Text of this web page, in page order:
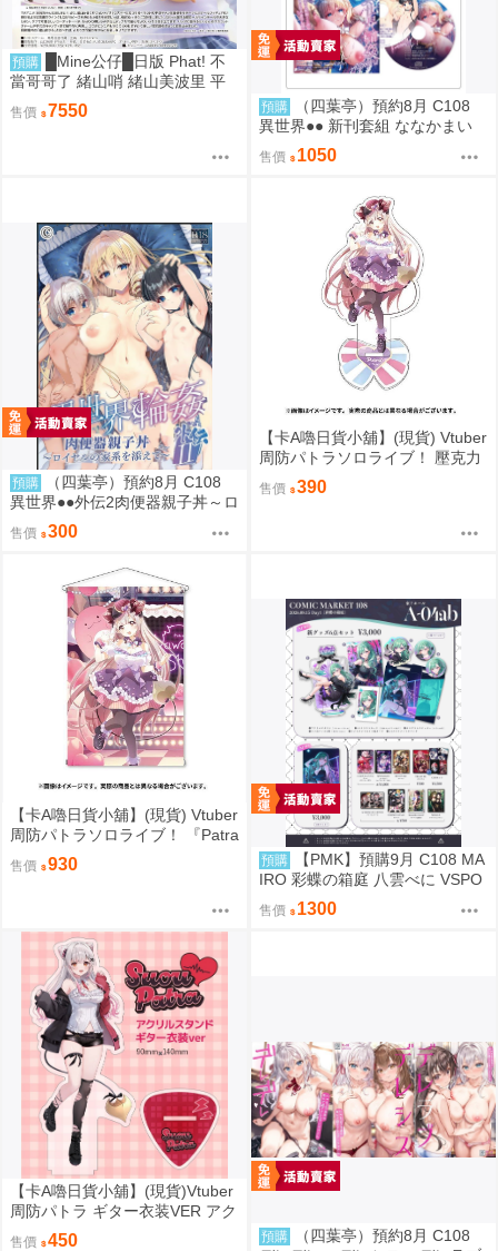
預購
█Mine公仔█日版 Phat! 不
當哥哥了 緒山哨 緒山美波里 平
成辣妹 1/6 PVC D9283
售價 7550 預購
（四葉亭）預約8月 C108
異世界●● 新刊套組 ななかまい
售價 1050
預購
（四葉亭）預約8月 C108
異世界●●外伝2肉便器親子丼～ロ
イヤルの家系を添えて～ ななか
まい
售價 300
【卡A嚕日貨小舖】(現貨) Vtuber
周防パトラソロライブ！ 壓克力
售價 390
【卡A嚕日貨小舖】(現貨) Vtuber
周防パトラソロライブ！ 『Patra
Suou Sololive kawaii holic shibu
ya”』 B2掛軸
售價 930 預購
【PMK】預購9月 C108 MA
IRO 彩蝶の箱庭 八雲べに VSPO
售價 1300
【卡A嚕日貨小舖】(現貨)Vtuber
周防パトラ ギター衣装VER アク
リルスタンド 壓克力立牌
售價 450 預購
（四葉亭）預約8月 C108